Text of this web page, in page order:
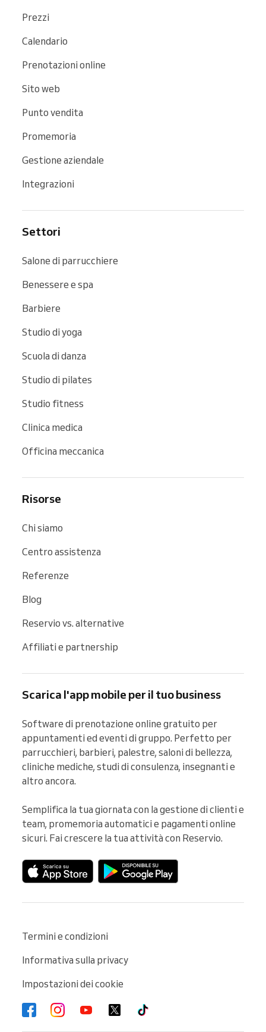
Prezzi
Calendario
Prenotazioni online
Sito web
Punto vendita
Promemoria
Gestione aziendale
Integrazioni
Settori
Salone di parrucchiere
Benessere e spa
Barbiere
Studio di yoga
Scuola di danza
Studio di pilates
Studio fitness
Clinica medica
Officina meccanica
Risorse
Chi siamo
Centro assistenza
Referenze
Blog
Reservio vs. alternative
Affiliati e partnership
Scarica l'app mobile per il tuo business
Software di prenotazione online gratuito per
appuntamenti ed eventi di gruppo. Perfetto per
parrucchieri, barbieri, palestre, saloni di bellezza,
cliniche mediche, studi di consulenza, insegnanti e
altro ancora.
Semplifica la tua giornata con la gestione di clienti e
team, promemoria automatici e pagamenti online
sicuri. Fai crescere la tua attività con Reservio.
Termini e condizioni
Informativa sulla privacy
Impostazioni dei cookie